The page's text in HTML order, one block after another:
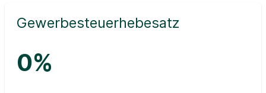
Gewerbesteuerhebesatz
0%